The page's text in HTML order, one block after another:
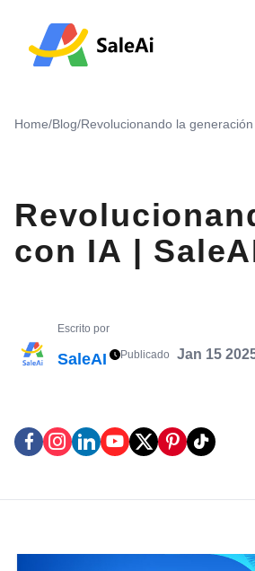
Home/Blog/Revolucionando la
con IA |
Escrito por
SaleAI Publicado Jan 15